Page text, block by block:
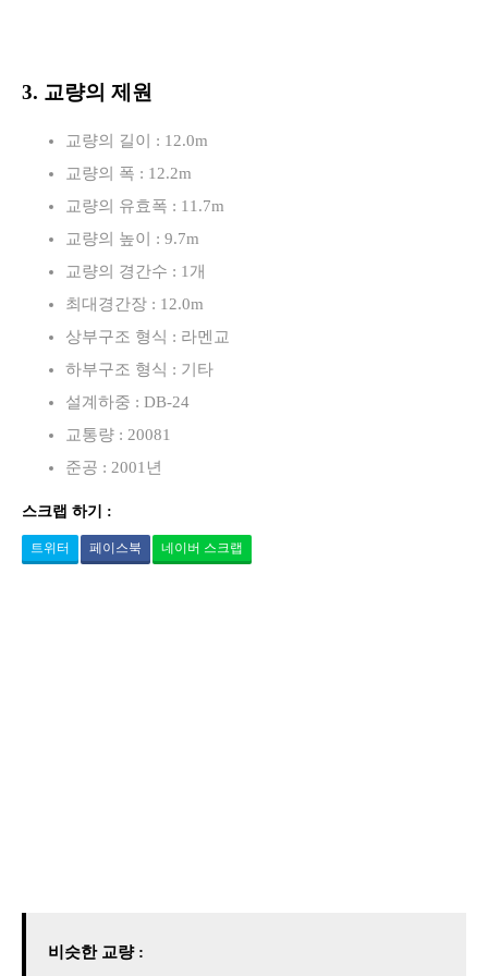
3. 교량의 제원
교량의 길이 : 12.0m
교량의 폭 : 12.2m
교량의 유효폭 : 11.7m
교량의 높이 : 9.7m
교량의 경간수 : 1개
최대경간장 : 12.0m
상부구조 형식 : 라멘교
하부구조 형식 : 기타
설계하중 : DB-24
교통량 : 20081
준공 : 2001년
스크랩 하기 :
트위터 페이스북 네이버 스크랩
비슷한 교량 :